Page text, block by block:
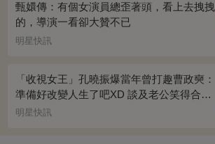
甄嬛傳：有個女演員總歪著頭，看上去拽拽
的，導演一看卻大贊不已
明星快訊
「收視女王」孔曉振爆當年曾打趣曹政奭：
準備好改變人生了吧XD 談及老公笑得合不
攏嘴~
明星快訊